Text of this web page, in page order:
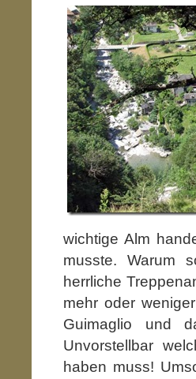
wichtige Alm
musste. Warum
herrliche
mehr oder
Guimaglio und
Unvorstellbar
haben muss!